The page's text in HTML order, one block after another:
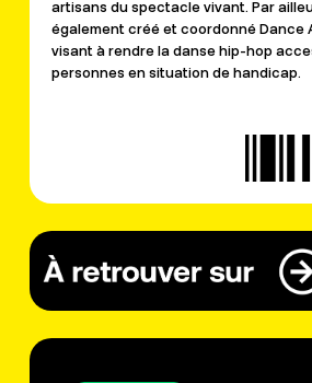
artisans du spectacle vivant. Par
également créé et coordonné Dance
visant à rendre la danse hip-hop
personnes en situation de handicap.